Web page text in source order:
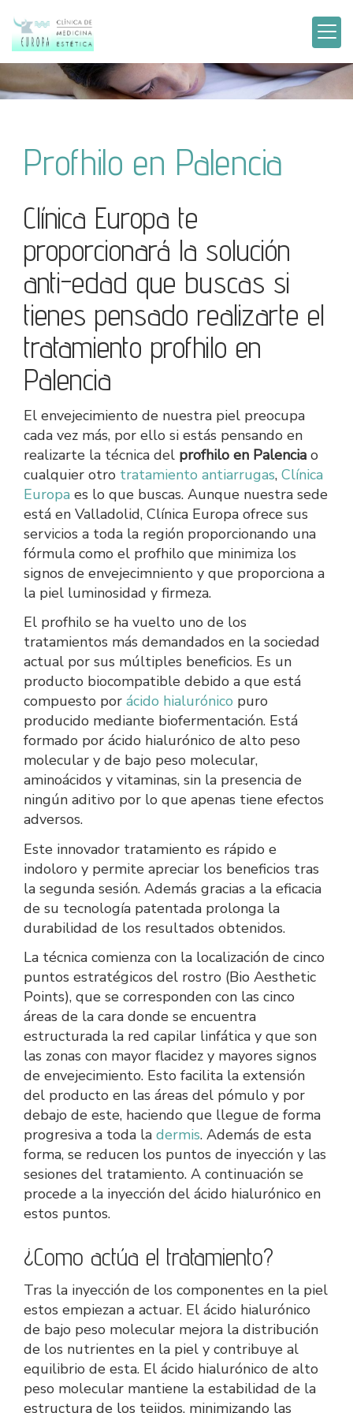
Profhilo en Palencia
Clínica Europa te
proporcionará la solución
anti-edad que buscas si
tienes pensado realizarte el
tratamiento profhilo en
Palencia
El envejecimiento de nuestra piel preocupa
cada vez más, por ello si estás pensando en
realizarte la técnica del profhilo en Palencia o
cualquier otro tratamiento antiarrugas, Clínica
Europa es lo que buscas. Aunque nuestra sede
está en Valladolid, Clínica Europa ofrece sus
servicios a toda la región proporcionando una
fórmula como el profhilo que minimiza los
signos de envejecimniento y que proporciona a
la piel luminosidad y firmeza.
El profhilo se ha vuelto uno de los
tratamientos más demandados en la sociedad
actual por sus múltiples beneficios. Es un
producto biocompatible debido a que está
compuesto por ácido hialurónico puro
producido mediante biofermentación. Está
formado por ácido hialurónico de alto peso
molecular y de bajo peso molecular,
aminoácidos y vitaminas, sin la presencia de
ningún aditivo por lo que apenas tiene efectos
adversos.
Este innovador tratamiento es rápido e
indoloro y permite apreciar los beneficios tras
la segunda sesión. Además gracias a la eficacia
de su tecnología patentada prolonga la
durabilidad de los resultados obtenidos.
La técnica comienza con la localización de cinco
puntos estratégicos del rostro (Bio Aesthetic
Points), que se corresponden con las cinco
áreas de la cara donde se encuentra
estructurada la red capilar linfática y que son
las zonas con mayor flacidez y mayores signos
de envejecimiento. Esto facilita la extensión
del producto en las áreas del pómulo y por
debajo de este, haciendo que llegue de forma
progresiva a toda la dermis. Además de esta
forma, se reducen los puntos de inyección y las
sesiones del tratamiento. A continuación se
procede a la inyección del ácido hialurónico en
estos puntos.
¿Como actúa el tratamiento?
Tras la inyección de los componentes en la piel
estos empiezan a actuar. El ácido hialurónico
de bajo peso molecular mejora la distribución
de los nutrientes en la piel y contribuye al
equilibrio de esta. El ácido hialurónico de alto
peso molecular mantiene la estabilidad de la
estructura de los tejidos, minimizando las